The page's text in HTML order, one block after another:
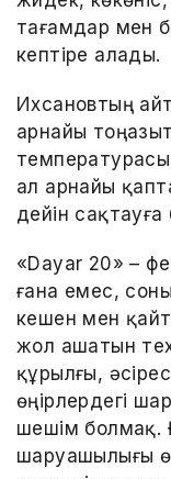
тағамдар мен
кептіре алады.
Ихсановтың
арнайы
ал арнайы
дейін
«Dayar 20» –
ғана емес,
кешен мен
жол ашатын
құрылғы,
өңірлердегі
шешім болмақ.
шаруашылығы